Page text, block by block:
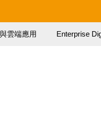
雲端應用 Enterprise